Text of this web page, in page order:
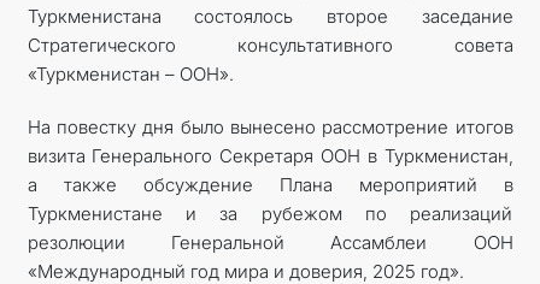
Туркменистана состоялось второе заседание
Стратегического консультативного совета
«Туркменистан – ООН».
На повестку дня было вынесено рассмотрение итогов
визита Генерального Секретаря ООН в Туркменистан,
а также обсуждение Плана мероприятий в
Туркменистане и за рубежом по реализаций
резолюции Генеральной Ассамблеи ООН
«Международный год мира и доверия, 2025 год».